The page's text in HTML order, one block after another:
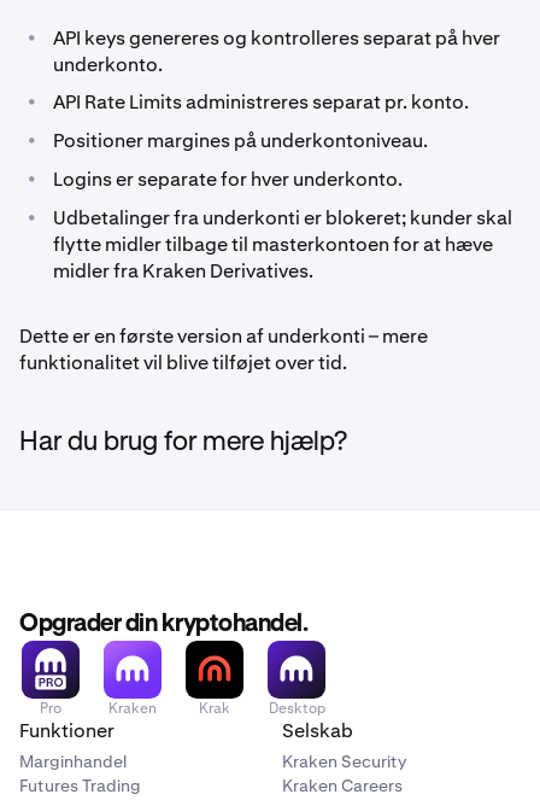
•
API keys genereres og kontrolleres separat på hver
underkonto.
• API Rate Limits administreres separat pr. konto.
• Positioner margines på underkontoniveau.
• Logins er separate for hver underkonto.
•
Udbetalinger fra underkonti er blokeret; kunder skal
flytte midler tilbage til masterkontoen for at hæve
midler fra Kraken Derivatives.
Dette er en første version af underkonti – mere
funktionalitet vil blive tilføjet over tid.
Har du brug for mere hjælp?
Opgrader din kryptohandel.
Pro Kraken Krak Desktop
Funktioner
Marginhandel
Futures Trading
Selskab
Kraken Security
Kraken Careers